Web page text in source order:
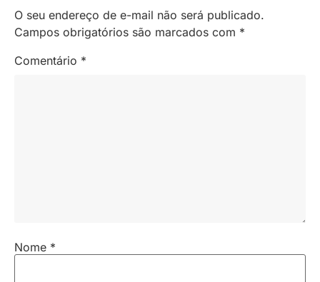
O seu endereço de e-mail não será publicado.
Campos obrigatórios são marcados com *
Comentário *
Nome *